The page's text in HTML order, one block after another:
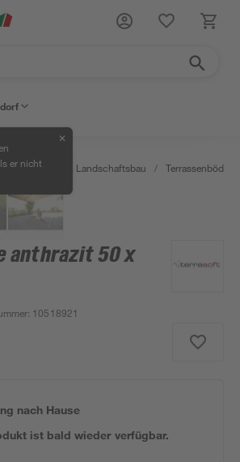
er nicht
✕
/ Gartenbau & Landschaftsbau / Terrassenböden
anthrazit 50 x
: 10518921
nach Hause
ist bald wieder verfügbar.